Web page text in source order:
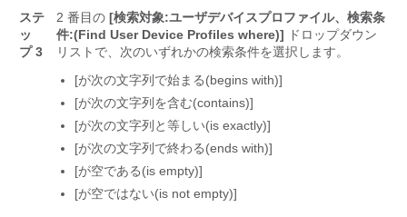
ステ
ッ
プ 3
2 番目の [検索対象:ユーザデバイスプロファイル、検索条
件:(Find User Device Profiles where)] ドロップダウン
リストで、次のいずれかの検索条件を選択します。
[が次の文字列で始まる(begins with)]
[が次の文字列を含む(contains)]
[が次の文字列と等しい(is exactly)]
[が次の文字列で終わる(ends with)]
[が空である(is empty)]
[が空ではない(is not empty)]